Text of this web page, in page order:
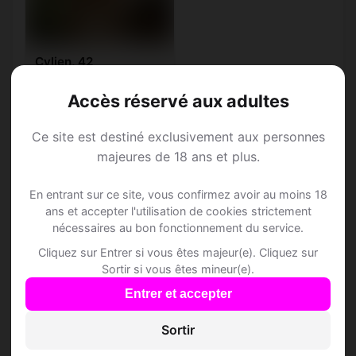
Accès réservé aux adultes
Ce site est destiné exclusivement aux personnes
majeures de 18 ans et plus.
En entrant sur ce site, vous confirmez avoir au moins 18
ans et accepter l'utilisation de cookies strictement
nécessaires au bon fonctionnement du service.
Cliquez sur Entrer si vous êtes majeur(e). Cliquez sur
Sortir si vous êtes mineur(e).
Entrer et accepter
Sortir
Cylien, 42
Damvant • Jura
Speed Dating à
Damvant
Rejoins les membres de Damvant et des
alentours !